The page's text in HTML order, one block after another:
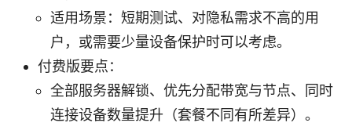
适用场景：短期测试、对隐私需求不高的用
户，或需要少量设备保护时可以考虑。
付费版要点：
全部服务器解锁、优先分配带宽与节点、同时
连接设备数量提升（套餐不同有所差异）。